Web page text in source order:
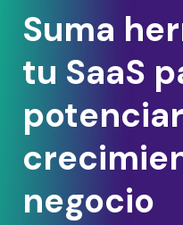
Suma
tu SaaS
negocio